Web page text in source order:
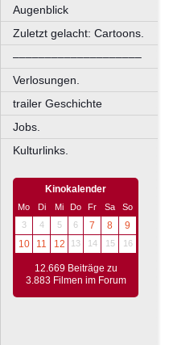
Augenblick
Zuletzt gelacht: Cartoons.
––––––––––––––––––––
Verlosungen.
trailer Geschichte
Jobs.
Kulturlinks.
Kinokalender
Mo Di Mi Do Fr Sa
So
3
4 5 6 7 8
9
10
11 12 13 14 15 16
12.669 Beiträge zu
3.883 Filmen im Forum